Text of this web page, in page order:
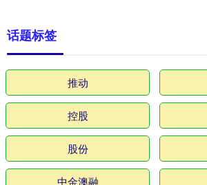
话题标签
推动
控股
股份
中金澳融